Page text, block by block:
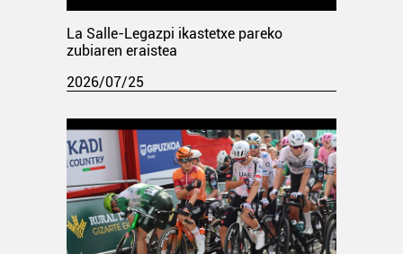
La Salle-Legazpi ikastetxe pareko
zubiaren eraistea
2026/07/25